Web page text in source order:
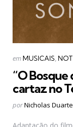
Categorias
Postado
emMUSICAIS
“O Bosque
cartaz no
Postado
porNicholas Duarte